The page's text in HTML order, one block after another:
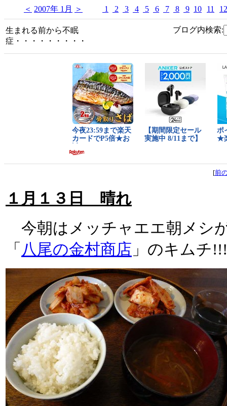
＜ 2007年 1月 ＞ 1 2 3 4 5 6 7 8 9 10 11 12
生まれる前から不眠
症・・・・・・・・・
ブログ内検索:
[前
１月１３日 晴れ
今朝はメッチャエエ朝メシ
「 八尾の金村商店 」のキムチ!!!